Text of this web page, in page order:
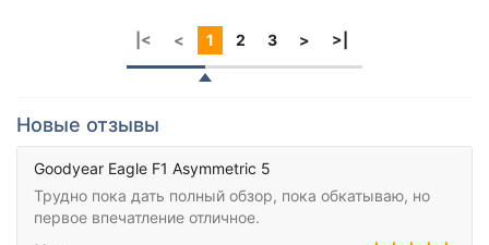
|< < 1 2 3 > >|
Новые отзывы
Goodyear Eagle F1 Asymmetric 5
Трудно пока дать полный обзор, пока обкатываю, но
первое впечатление отличное.